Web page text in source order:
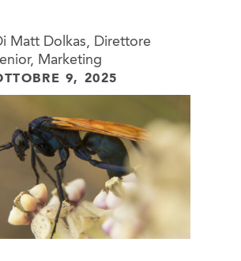
Matt Dolkas, Direttore
Marketing
9, 2025